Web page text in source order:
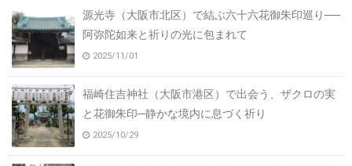
源光寺（大阪市北区）で結ぶ六十六花御朱印巡り──
阿弥陀如来と祈りの光に包まれて
2025/11/01
福崎住吉神社（大阪市港区）で出会う、ザクロの実
と花御朱印─静かな境内に息づく祈り
2025/10/29